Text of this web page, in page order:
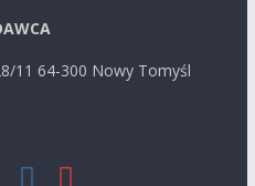
11 64-300 Nowy Tomyśl